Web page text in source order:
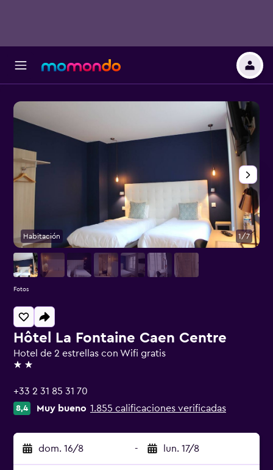
Hôtel La Fontaine Caen Centre
Hotel de 2 estrellas con Wifi gratis
2 estrellas
+33 2 31 85 31 70
8,4 Muy bueno 1.855 calificaciones verificadas
dom. 16/8 - lun. 17/8
Habitación 1/7
Fotos